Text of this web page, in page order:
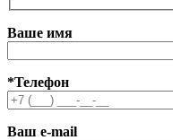
Ваше имя
*Телефон
Ваш e-mail